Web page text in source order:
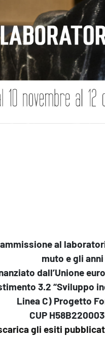
al
muto e gli anni
dall’Unione
3.2 “Sviluppo
Linea C) Progetto
CUP
gli esiti